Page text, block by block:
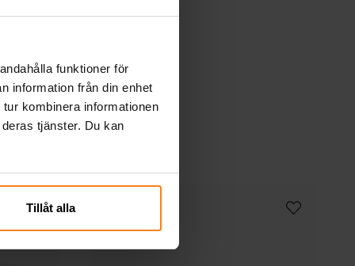
funktioner för
information från din enhet
kombinera informationen
tjänster. Du kan
Tillåt alla